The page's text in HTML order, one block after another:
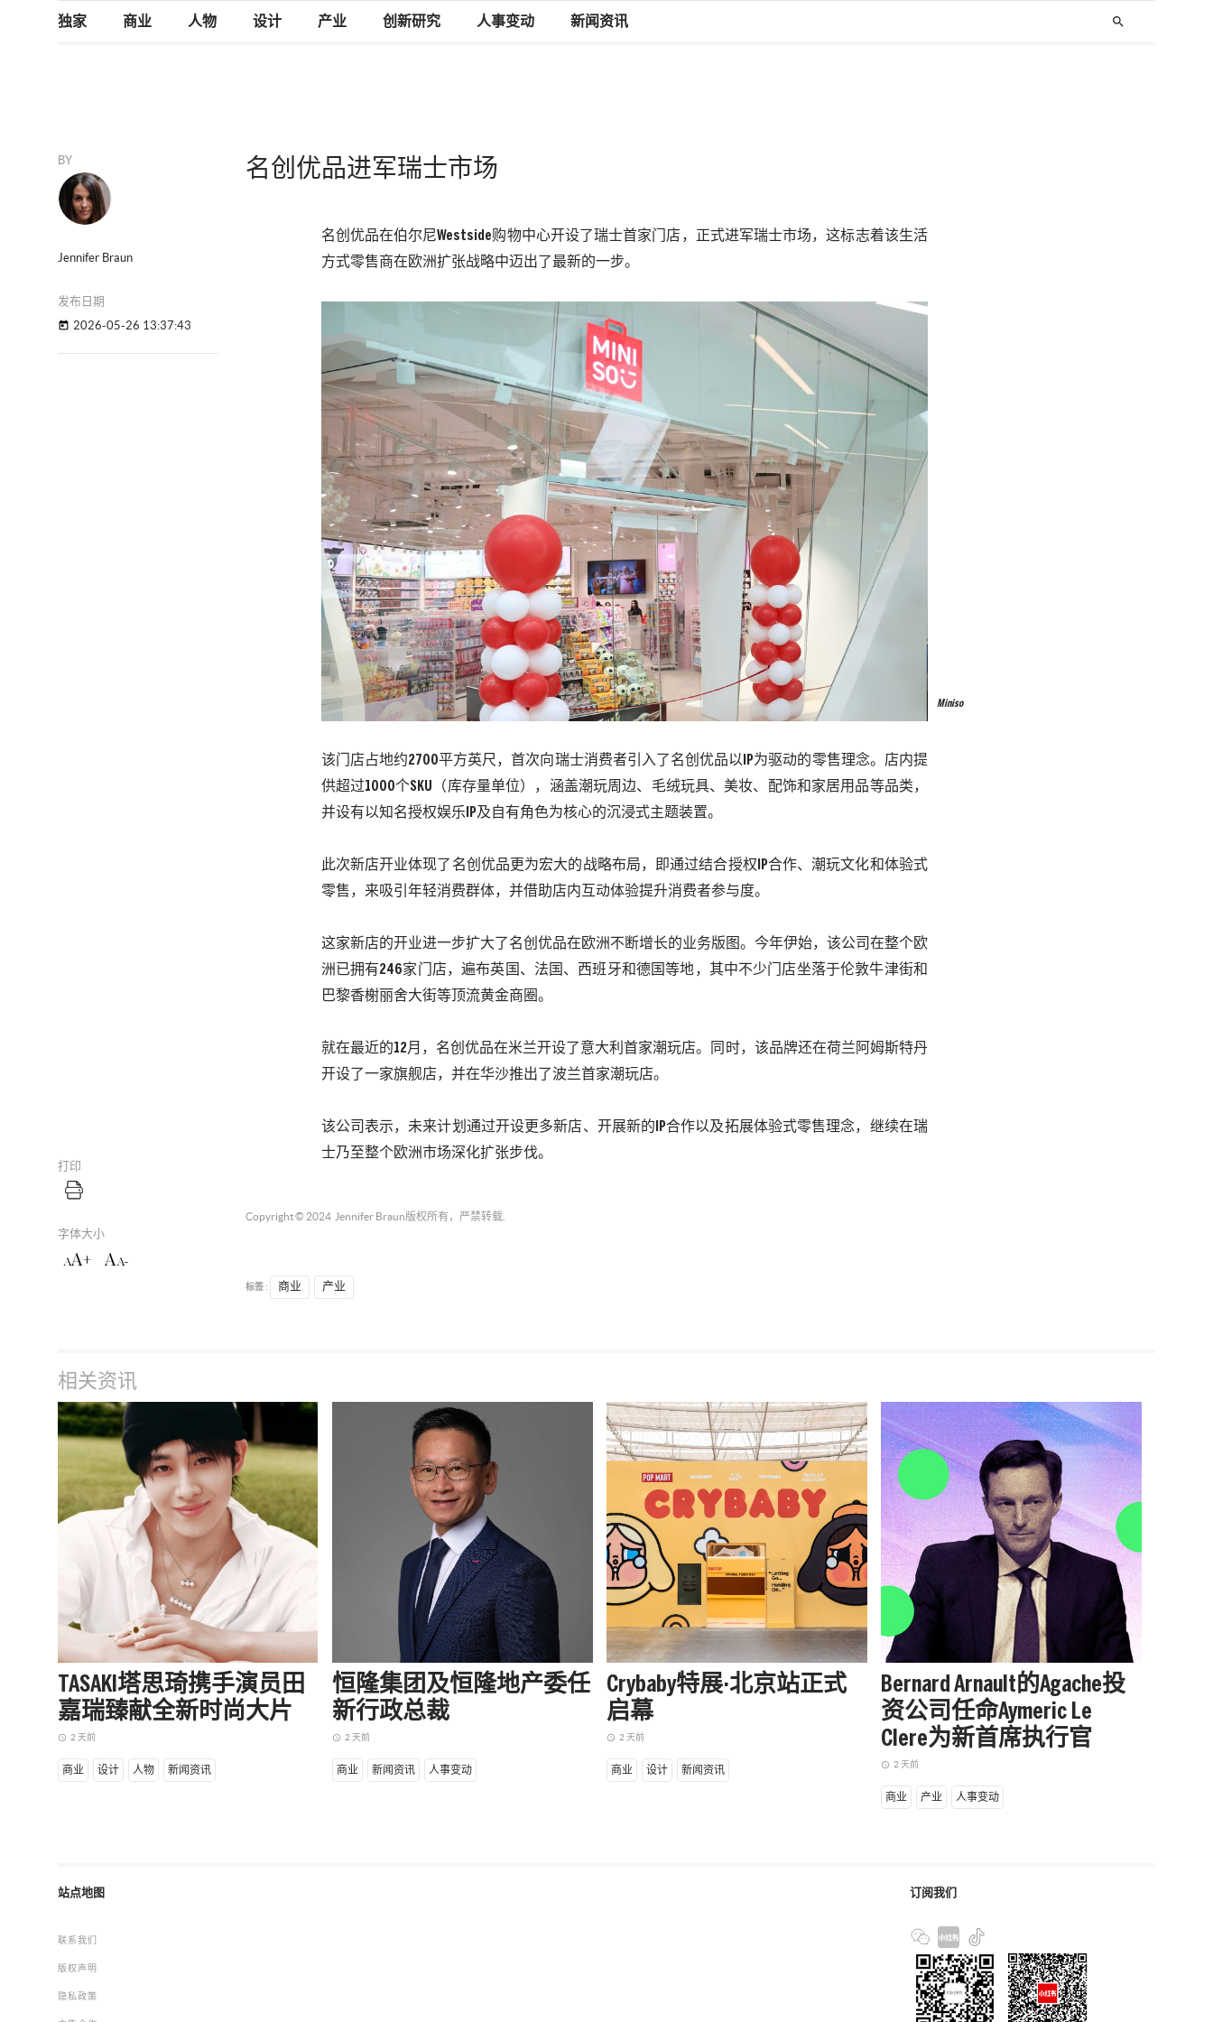
独家 商业 人物 设计 产业 创新研究 人事变动 新闻资讯 search
BY
Jennifer Braun
发布日期
today 2026-05-26 13:37:43
打印
字体大小
AA+ AA-
名创优品进军瑞士市场
名创优品在伯尔尼Westside购物中心开设了瑞士首家门店，正式进军瑞士市场，这标志着该生活
方式零售商在欧洲扩张战略中迈出了最新的一步。
Miniso
该门店占地约2700平方英尺，首次向瑞士消费者引入了名创优品以 IP为驱动的零售理念。店内提
供超过1000个SKU （库存量单位），涵盖潮玩周边、毛绒玩具、美妆、配饰和家居用品等品类，
并设有以知名授权娱乐 IP及自有角色为核心的沉浸式主题装置。
此次新店开业体现了名创优品更为宏大的战略布局，即通过结合授权 IP合作、潮玩文化和体验式
零售，来吸引年轻消费群体，并借助店内互动体验提升消费者参与度。
这家新店的开业进一步扩大了名创优品在欧洲不断增长的业务版图。今年伊始，该公司在整个欧
洲已拥有 246家门店，遍布英国、法国、西班牙和德国等地，其中不少门店坐落于伦敦牛津街和
巴黎香榭丽舍大街等顶流黄金商圈。
就在最近的12月，名创优品在米兰开设了意大利首家潮玩店。同时，该品牌还在荷兰阿姆斯特丹
开设了一家旗舰店，并在华沙推出了波兰首家潮玩店。
该公司表示，未来计划通过开设更多新店、开展新的 IP合作以及拓展体验式零售理念，继续在瑞
士乃至整个欧洲市场深化扩张步伐。
Copyright © 2024 Jennifer Braun 版权所有，严禁转载.
标签 : 商业 产业
相关资讯
TASAKI塔思琦携手演员田
嘉瑞臻献全新时尚大片
access_time 2 天前
商业 设计 人物 新闻资讯
恒隆集团及恒隆地产委任
新行政总裁
access_time 2 天前
商业 新闻资讯 人事变动
Crybaby特展·北京站正式
启幕
access_time 2 天前
商业 设计 新闻资讯
Bernard Arnault的Agache投
资公司任命Aymeric Le
Clere为新首席执行官
access_time 2 天前
商业 产业 人事变动
订阅我们
站点地图
联系我们
版权声明
隐私政策